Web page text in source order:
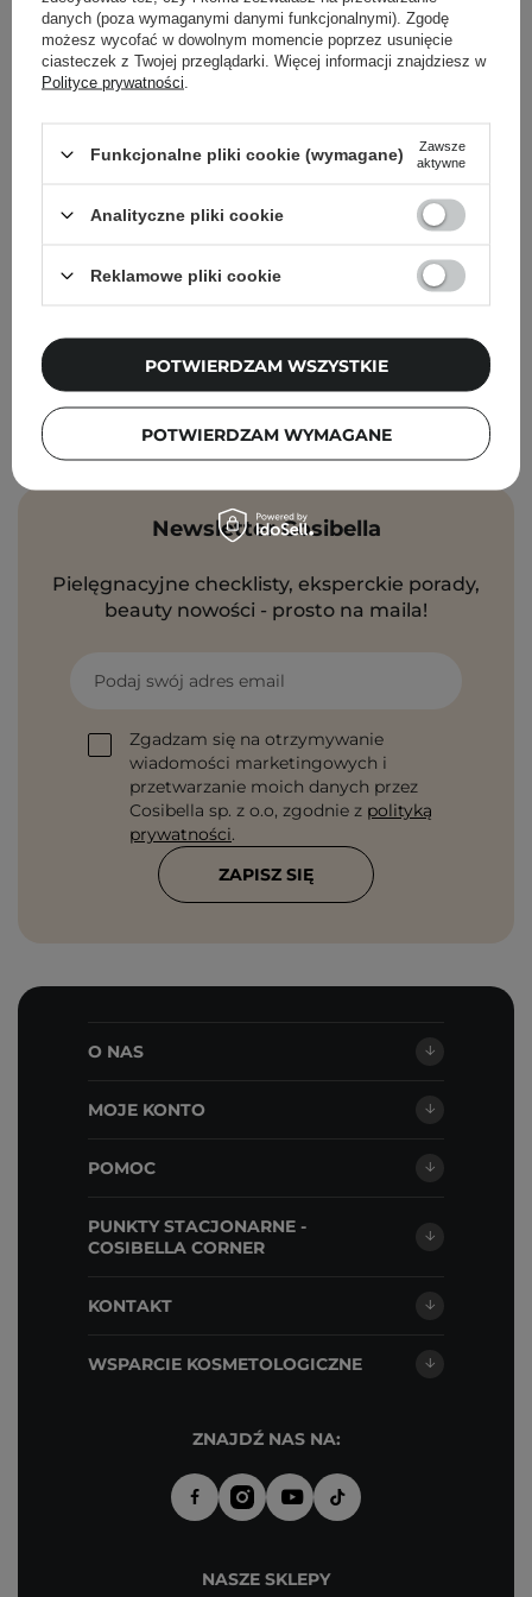
Cosibella Corner (Łucka)
Cosibella Corner (Wileńska)
Cosibella Corner (Bohaterów Warszawy)
Cosibella Corner (Tadeusza Kościuszki)
Cosibella Corner (Jaracza)
Cosibella Corner (Szlak)
Newsletter Cosibella
Pielęgnacyjne checklisty, eksperckie porady,
beauty nowości - prosto na maila!
Podaj swój adres email
Zgadzam się na otrzymywanie
wiadomości marketingowych i
przetwarzanie moich danych przez
Cosibella sp. z o.o, zgodnie z polityką
prywatności.
ZAPISZ SIĘ
O NAS
MOJE KONTO
POMOC
PUNKTY STACJONARNE -
COSIBELLA CORNER
KONTAKT
WSPARCIE KOSMETOLOGICZNE
ZNAJDŹ NAS NA:
NASZE SKLEPY
danych (poza wymaganymi danymi funkcjonalnymi). Zgodę
możesz wycofać w dowolnym momencie poprzez usunięcie
ciasteczek z Twojej przeglądarki. Więcej informacji znajdziesz w
Polityce prywatności
Funkcjonalne pliki cookie (wymagane)
Zawsze
aktywne
Analityczne pliki cookie
Reklamowe pliki cookie
POTWIERDZAM WYMAGANE
POTWIERDZAM WSZYSTKIE